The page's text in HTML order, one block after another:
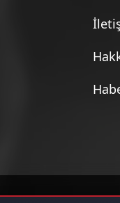
Kafası (18 Nisan